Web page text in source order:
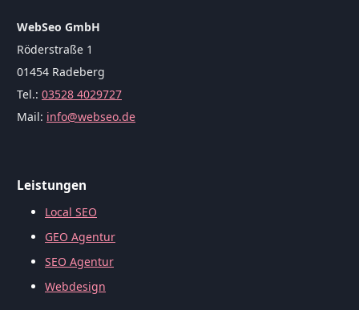
WebSeo GmbH
Röderstraße 1
01454 Radeberg
Tel.: 03528 4029727
Mail: info@webseo.de
Leistungen
Local SEO
GEO Agentur
SEO Agentur
Webdesign